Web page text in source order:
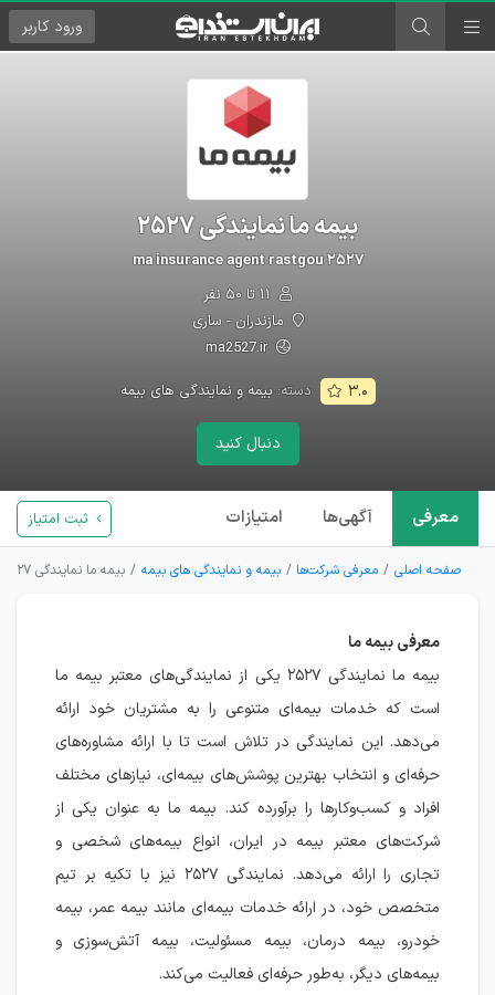
ورود کاربر
بیمه ما نمایندگی ۲۵۲۷
ma insurance agent rastgou ۲۵۲۷
مازندران - ساری
ma2527.ir
۳.۰ دسته:بیمه و نمایندگی های بیمه
دنبال کنید
معرفی آگهی‌ها امتیازات ثبت امتیاز
صفحه اصلی معرفی شرکت‌ها بیمه و نمایندگی های بیمه بیمه ما نمایندگی ۲۵۲۷
معرفی بیمه ما
بیمه ما نمایندگی ۲۵۲۷ یکی از نمایندگی‌های معتبر بیمه ما
است که خدمات بیمه‌ای متنوعی را به مشتریان خود ارائه
می‌دهد. این نمایندگی در تلاش است تا با ارائه مشاوره‌های
حرفه‌ای و انتخاب بهترین پوشش‌های بیمه‌ای، نیازهای مختلف
افراد و کسب‌وکارها را برآورده کند. بیمه ما به عنوان یکی از
شرکت‌های معتبر بیمه در ایران، انواع بیمه‌های شخصی و
تجاری را ارائه می‌دهد. نمایندگی ۲۵۲۷ نیز با تکیه بر تیم
متخصص خود، در ارائه خدمات بیمه‌ای مانند بیمه عمر، بیمه
خودرو، بیمه درمان، بیمه مسئولیت، بیمه آتش‌سوزی و
بیمه‌های دیگر، به‌طور حرفه‌ای فعالیت می‌کند.